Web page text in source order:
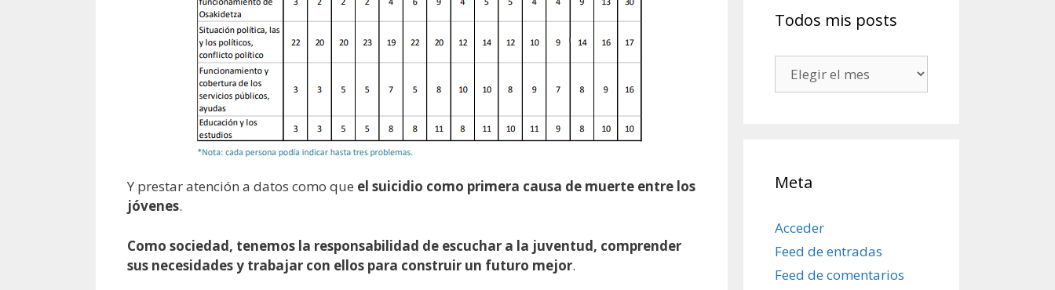
Y prestar atención a datos como que el suicidio como primera causa de muerte entre los
jóvenes.
Como sociedad, tenemos la responsabilidad de escuchar a la juventud, comprender
sus necesidades y trabajar con ellos para construir un futuro mejor.
Todos mis posts
mis
Meta
Acceder
Feed de entradas
Feed de comentarios